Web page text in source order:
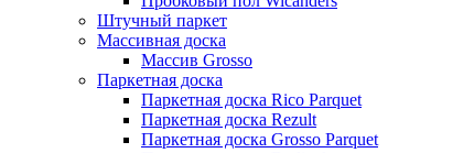
Штучный паркет
Массивная доска
Массив Grosso
Паркетная доска
Паркетная доска Rico Parquet
Паркетная доска Rezult
Паркетная доска Grosso Parquet